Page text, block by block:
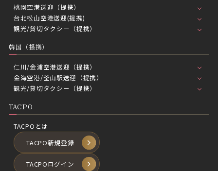
桃園空港送迎（提携）
台北松山空港送迎(提携)
観光/貸切タクシー（提携）
韓国（提携）
仁川/金浦空港送迎（提携）
金海空港/釜山駅送迎（提携）
観光/貸切タクシー（提携）
TACPO
TACPOとは
TACPO新規登録
TACPOログイン